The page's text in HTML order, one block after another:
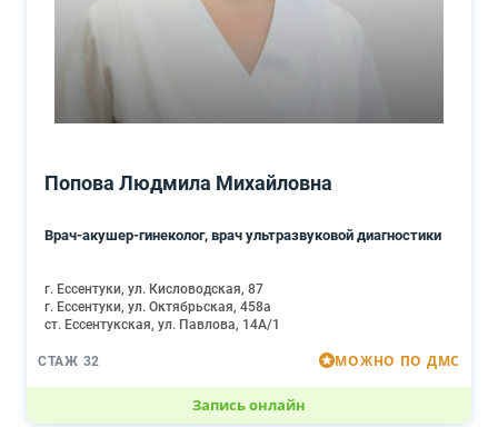
Попова Людмила Михайловна
Врач-акушер-гинеколог, врач ультразвуковой диагностики
г. Ессентуки, ул. Кисловодская, 87
г. Ессентуки, ул. Октябрьская, 458а
ст. Ессентукская, ул. Павлова, 14А/1
СТАЖ 32 МОЖНО ПО ДМС
Запись онлайн